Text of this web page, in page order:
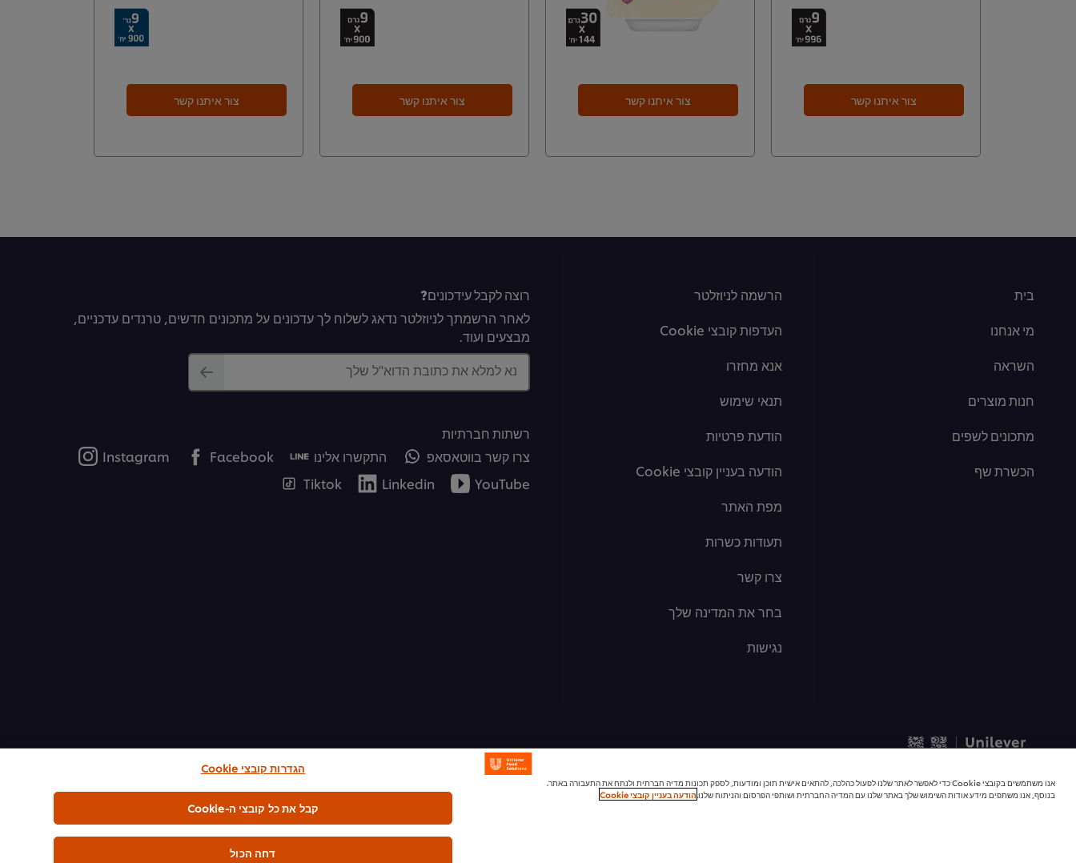
צור איתנו קשר צור איתנו קשר צור איתנו קשר צור איתנו קשר
בית
מי אנחנו
השראה
חנות מוצרים
מתכונים לשפים
הכשרת שף
הרשמה לניוזלטר
העדפות קובצי Cookie
אנא מחזרו
תנאי שימוש
הודעת פרטיות
הודעה בעניין קובצי Cookie
מפת האתר
תעודות כשרות
צרו קשר
בחר את המדינה שלך
נגישות
רוצה לקבל עידכונים?
לאחר הרשמתך לניוזלטר נדאג לשלוח לך עדכונים על מתכונים חדשים, טרנדים עדכניים,
מבצעים ועוד.
נא למלא את כתובת הדוא"ל שלך
רשתות חברתיות
צרו קשר בווטאסאפ
התקשרו אלינו Facebook
Instagram
YouTube
Linkedin
Tiktok
אנו משתמשים בקובצי Cookie כדי לאפשר לאתר שלנו לפעול כהלכה, להתאים אישית תוכן ומודעות, לספק תכונות מדיה חברתית ולנתח את התעבורה באתר.
בנוסף, אנו משתפים מידע אודות השימוש שלך באתר שלנו עם המדיה החברתית ושותפי הפרסום והניתוח שלנו.הודעה בעניין קובצי Cookie
הגדרות קובצי Cookie
דחה הכול
קבל את כל קובצי ה-Cookie